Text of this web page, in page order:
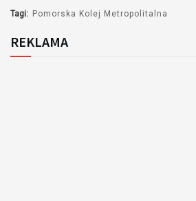
Tagi: Pomorska Kolej Metropolitalna
REKLAMA